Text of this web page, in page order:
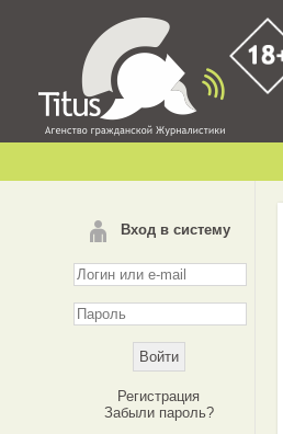
Вход в систему
Регистрация
Забыли пароль?